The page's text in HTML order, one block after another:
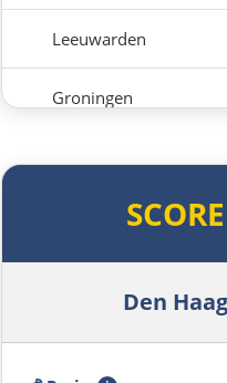
Leeuwarden
Groningen
Deutschland Nord
SCORE
Den Haag